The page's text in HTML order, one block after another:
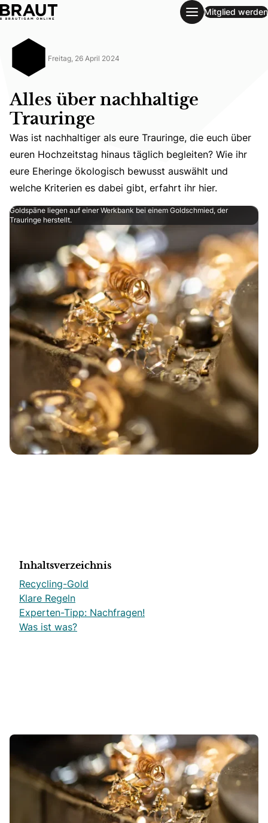
Mitglied werden
Freitag, 26 April 2024
Alles über nachhaltige
Trauringe
Was ist nachhaltiger als eure Trauringe, die euch über
Was ist nachhaltiger als eure Trauringe, die euch über
euren Hochzeitstag hinaus täglich begleiten? Wie ihr
eure Eheringe ökologisch bewusst auswählt und
welche Kriterien es dabei gibt, erfahrt ihr hier.
Goldspäne liegen auf einer Werkbank bei einem Goldschmied, der
Trauringe herstellt.
Inhaltsverzeichnis
Recycling-Gold
Klare Regeln
Experten-Tipp: Nachfragen!
Was ist was?